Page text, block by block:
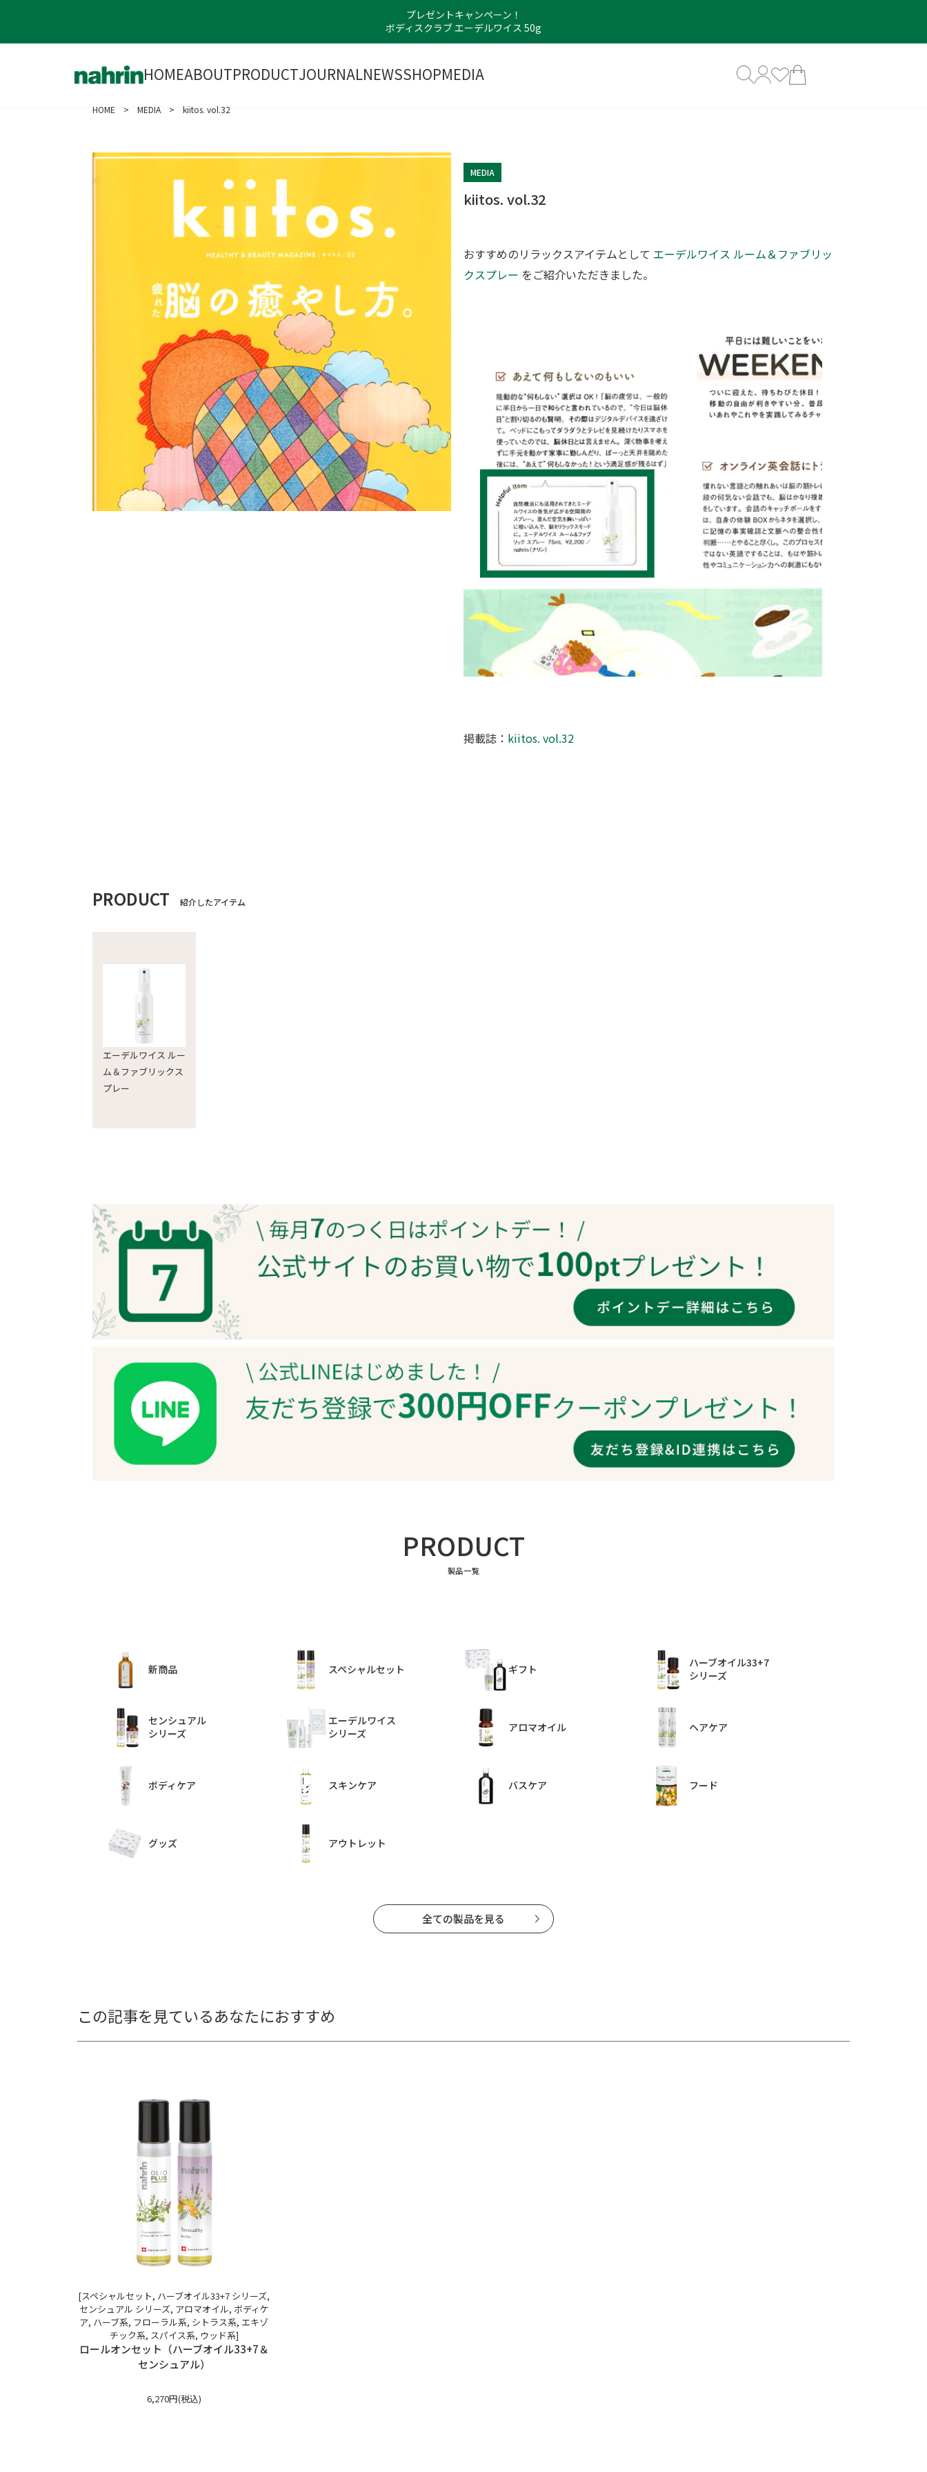
プレゼントキャンペーン！
ボディスクラブ エーデルワイス 50g
HOMEABOUTPRODUCTJOURNALNEWSSHOPMEDIA
HOME >MEDIA > kiitos. vol.32
MEDIA
kiitos. vol.32
おすすめのリラックスアイテムとして エーデルワイス ルーム＆ファブリッ
クスプレー をご紹介いただきました。
掲載誌： kiitos. vol.32
PRODUCT 紹介したアイテム
エーデルワイス ルー
ム＆ファブリックス
プレー
PRODUCT
製品一覧
新商品 スペシャルセット ギフト
ハーブオイル33+7
シリーズ
センシュアル
シリーズ
エーデルワイス
シリーズ
アロマオイル ヘアケア
ボディケア スキンケア バスケア フード
グッズ アウトレット
全ての製品を見る
この記事を見ているあなたにおすすめ
[スペシャルセット, ハーブオイル33+7 シリーズ,
センシュアル シリーズ, アロマオイル, ボディケ
ア, ハーブ系, フローラル系, シトラス系, エキゾ
チック系, スパイス系, ウッド系]
ロールオンセット（ハーブオイル33+7＆
センシュアル）
6,270円(税込)